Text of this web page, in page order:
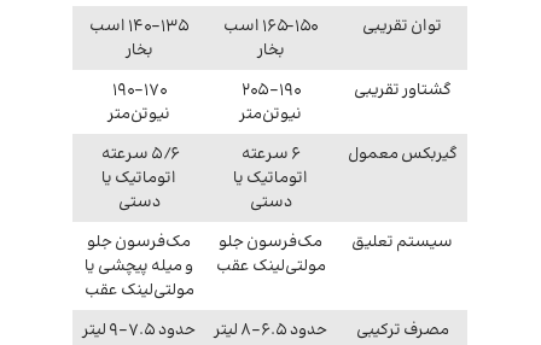
توان تقریبی
150–165 اسب
بخار
135–140 اسب
بخار
گشتاور تقریبی
190–205
نیوتن‌متر
170–190
نیوتن‌متر
گیربکس معمول
6 سرعته
اتوماتیک یا
دستی
5/6 سرعته
اتوماتیک یا
دستی
سیستم تعلیق
مک‌فرسون جلو
مولتی‌لینک عقب
مک‌فرسون جلو
و میله پیچشی یا
مولتی‌لینک عقب
مصرف ترکیبی
حدود 6.5–8 لیتر
حدود 7.5–9 لیتر